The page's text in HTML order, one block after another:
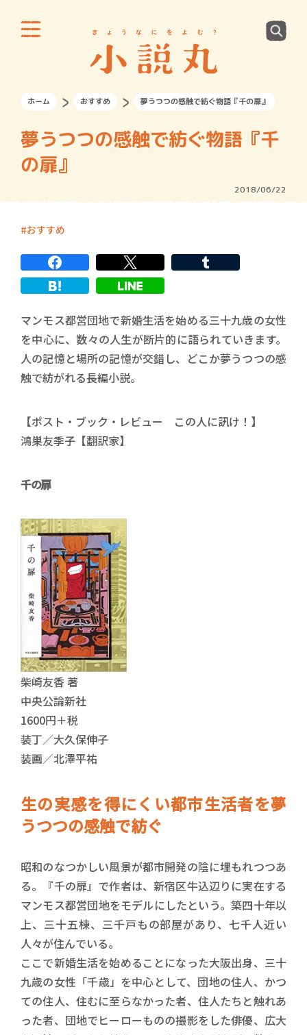
ホーム おすすめ 夢うつつの感触で紡ぐ物語『千の扉』
夢うつつの感触で紡ぐ物語『千
の扉』
2018/06/22
おすすめ
マンモス都営団地で新婚生活を始める三十九歳の女性
を中心に、数々の人生が断片的に語られていきます。
人の記憶と場所の記憶が交錯し、どこか夢うつつの感
触で紡がれる長編小説。
【ポスト・ブック・レビュー この人に訊け！】
鴻巣友季子【翻訳家】
千の扉
柴崎友香 著
中央公論新社
1600円＋税
装丁／大久保伸子
装画／北澤平祐
生の実感を得にくい都市生活者を夢
うつつの感触で紡ぐ
昭和のなつかしい風景が都市開発の陰に埋もれつつあ
る。『千の扉』で作者は、新宿区牛込辺りに実在する
マンモス都営団地をモデルにしたという。築四十年以
上、三十五棟、三千戸もの部屋があり、七千人近い
人々が住んでいる。
ここで新婚生活を始めることになった大阪出身、三十
九歳の女性「千歳」を中心として、団地の住人、かつ
ての住人、住むに至らなかった者、住人たちと触れあ
った者、団地でヒーローものの撮影をした俳優、広大